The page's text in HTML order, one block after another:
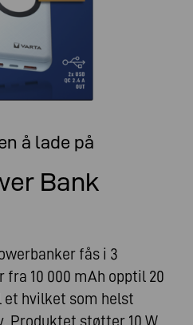
å lade på
Bank
fås i 3
10 000 mAh opptil 20
et hvilket som helst
Produktet støtter 10 W